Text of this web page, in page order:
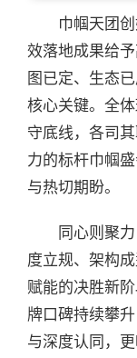
巾帼天团
效落地成果给
图已定、生态
核心关键。全
守底线，各司
力的标杆巾帼
与热切期盼。
同心则聚
度立规、架构
赋能的决胜新
牌口碑持续攀
与深度认同，